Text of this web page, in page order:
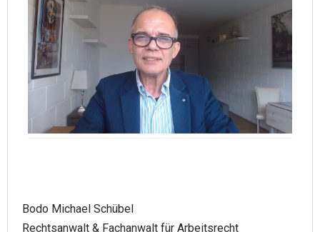
Bodo Michael Schübel
Rechtsanwalt & Fachanwalt für Arbeitsrecht